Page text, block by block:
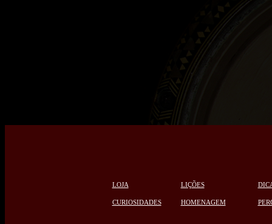
LOJA LIÇÕES
CURIOSIDADES HOMENAGEM